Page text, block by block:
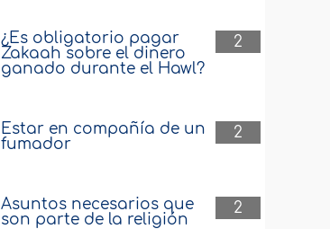
2
¿Es obligatorio pagar
Zakaah sobre el dinero
ganado durante el Hawl?
2
Estar en compañía de un
fumador
2
Asuntos necesarios que
son parte de la religión